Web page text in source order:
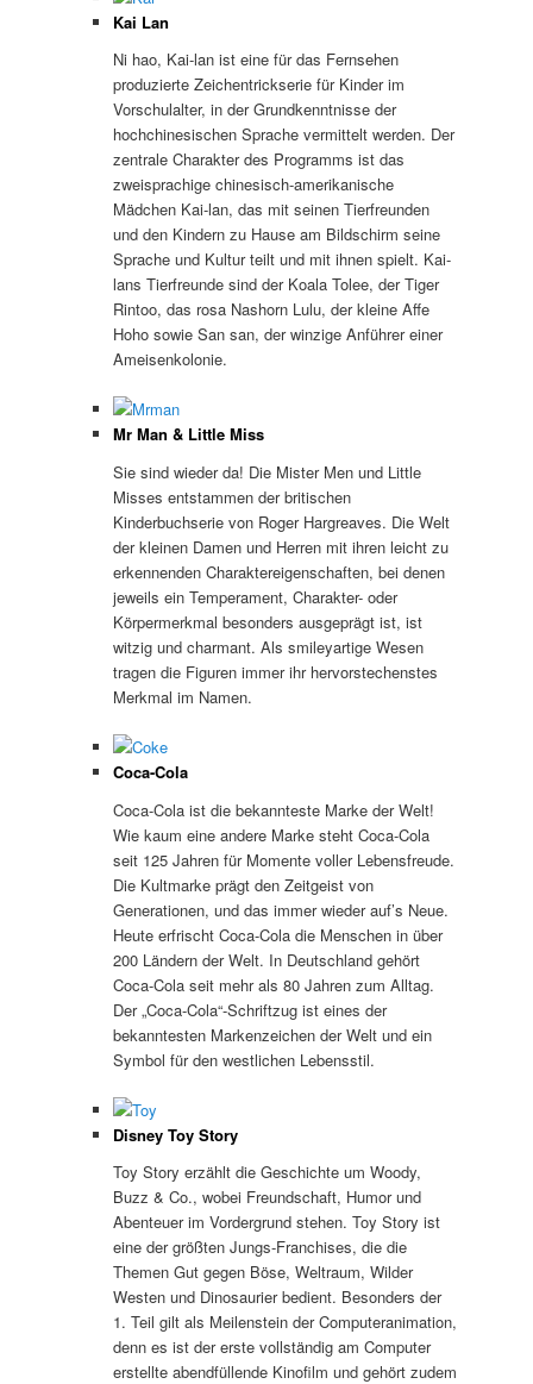
Kai Lan
Ni hao, Kai-lan ist eine für das Fernsehen
produzierte Zeichentrickserie für Kinder im
Vorschulalter, in der Grundkenntnisse der
hochchinesischen Sprache vermittelt werden. Der
zentrale Charakter des Programms ist das
zweisprachige chinesisch-amerikanische
Mädchen Kai-lan, das mit seinen Tierfreunden
und den Kindern zu Hause am Bildschirm seine
Sprache und Kultur teilt und mit ihnen spielt. Kai-
lans Tierfreunde sind der Koala Tolee, der Tiger
Rintoo, das rosa Nashorn Lulu, der kleine Affe
Hoho sowie San san, der winzige Anführer einer
Ameisenkolonie.
Mr Man & Little Miss
Sie sind wieder da! Die Mister Men und Little
Misses entstammen der britischen
Kinderbuchserie von Roger Hargreaves. Die Welt
der kleinen Damen und Herren mit ihren leicht zu
erkennenden Charaktereigenschaften, bei denen
jeweils ein Temperament, Charakter- oder
Körpermerkmal besonders ausgeprägt ist, ist
witzig und charmant. Als smileyartige Wesen
tragen die Figuren immer ihr hervorstechenstes
Merkmal im Namen.
Coca-Cola
Coca-Cola ist die bekannteste Marke der Welt!
Wie kaum eine andere Marke steht Coca-Cola
seit 125 Jahren für Momente voller Lebensfreude.
Die Kultmarke prägt den Zeitgeist von
Generationen, und das immer wieder auf’s Neue.
Heute erfrischt Coca-Cola die Menschen in über
200 Ländern der Welt. In Deutschland gehört
Coca-Cola seit mehr als 80 Jahren zum Alltag.
Der „Coca-Cola“-Schriftzug ist eines der
bekanntesten Markenzeichen der Welt und ein
Symbol für den westlichen Lebensstil.
Disney Toy Story
Toy Story erzählt die Geschichte um Woody,
Buzz & Co., wobei Freundschaft, Humor und
Abenteuer im Vordergrund stehen. Toy Story ist
eine der größten Jungs-Franchises, die die
Themen Gut gegen Böse, Weltraum, Wilder
Westen und Dinosaurier bedient. Besonders der
1. Teil gilt als Meilenstein der Computeranimation,
denn es ist der erste vollständig am Computer
erstellte abendfüllende Kinofilm und gehört zudem